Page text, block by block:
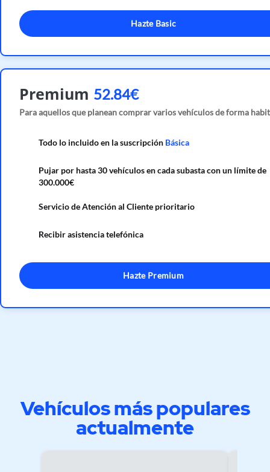
Hazte Basic
Premium 52.84€
Para aquellos que planean comprar varios vehículos de forma
Todo lo incluido en la suscripción Básica
Pujar por hasta 30 vehículos en cada subasta con un límite de
300.000€
Servicio de Atención al Cliente prioritario
Recibir asistencia telefónica
Hazte Premium
Vehículos más populares
actualmente